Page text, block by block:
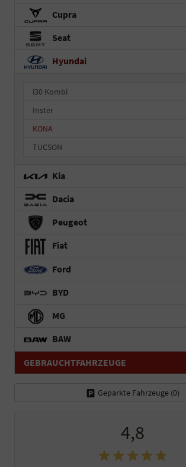
Cupra
Seat
Hyundai
i30 Kombi
Inster
KONA
TUCSON
Kia
Dacia
Peugeot
Fiat
Ford
BYD
MG
BAW
GEBRAUCHTFAHRZEUGE
Geparkte Fahrzeuge (0)
4,8